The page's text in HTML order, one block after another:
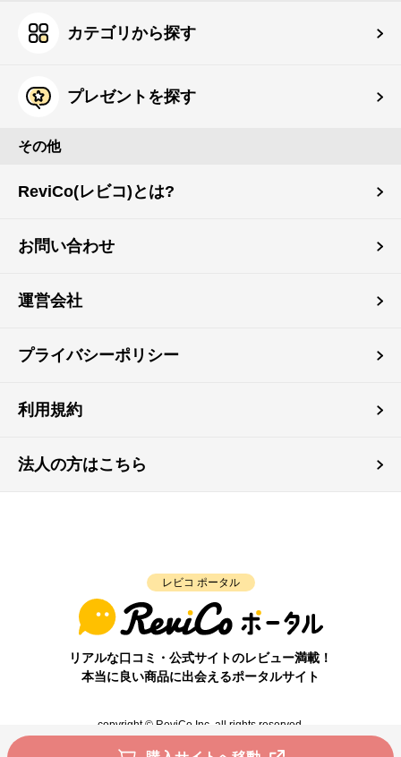
カテゴリから探す
プレゼントを探す
その他
ReviCo(レビコ)とは?
お問い合わせ
運営会社
プライバシーポリシー
利用規約
法人の方はこちら
レビコ ポータル
リアルな口コミ・公式サイトのレビュー満載！
本当に良い商品に出会えるポータルサイト
copyright © ReviCo Inc. all rights reserved.